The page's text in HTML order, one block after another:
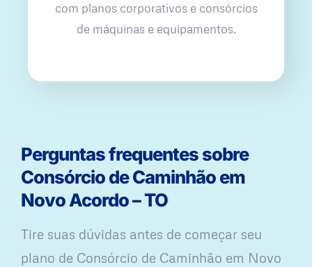
com planos corporativos e consórcios
de máquinas e equipamentos.
Perguntas frequentes sobre
Consórcio de Caminhão em
Novo Acordo – TO
Tire suas dúvidas antes de começar seu
plano ​de Consórcio de Caminhão em Novo